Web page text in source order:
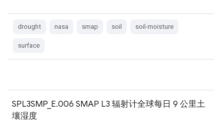
drought nasa smap soil soil-moisture
surface
SPL3SMP_E.006 SMAP L3 辐射计全球每日 9 公里土
壤湿度